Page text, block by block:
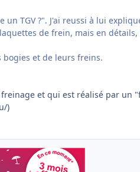
TGV ?". J'ai reussi à lui
de frein, mais en détails,
bogies et de leurs freins.
et qui est réalisé par un
)